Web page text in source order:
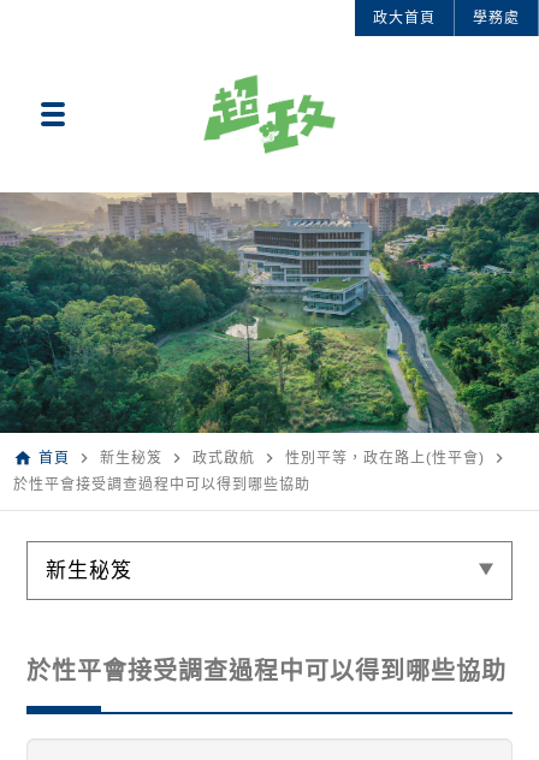
政大首頁 學務處
home 首頁 navigate_next 新生秘笈 navigate_next 政式啟航 navigate_next 性別平等，政在路上(性平會) navigate_next
於性平會接受調查過程中可以得到哪些協助
新生秘笈
於性平會接受調查過程中可以得到哪些協助